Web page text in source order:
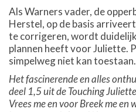
Als Warners vader, de
Herstel, op de basis
te corrigeren, wordt
plannen heeft voor Juliette.
simpelweg niet kan toestaan.
Het fascinerende en alles
deel 1,5 uit de Touching
Vrees me en voor Breek me